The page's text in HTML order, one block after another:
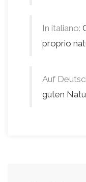
In italiano:
proprio
Auf
guten